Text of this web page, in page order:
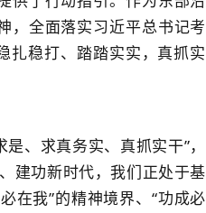
，全面落实习近平总书记考
扎稳打、踏踏实实，真抓实
、求真务实、真抓实干”，
建功新时代，我们正处于基
在我”的精神境界、“功成必